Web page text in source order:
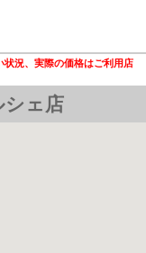
況、実際の価格はご利用店
ェ店